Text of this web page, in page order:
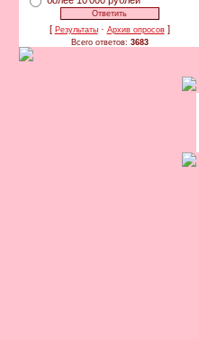
[ Результаты· Архив опросов]
Всего ответов: 3683